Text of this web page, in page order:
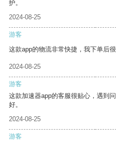
护。
2024-08-25
游客
这款app的物流非常快捷，我下单后很
2024-08-25
游客
这款加速器app的客服很贴心，遇到
好。
2024-08-25
游客